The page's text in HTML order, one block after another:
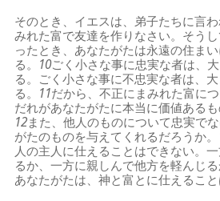
そのとき、イエスは、弟子たちに言わ
みれた富で友達を作りなさい。そう
ったとき、あなたがたは永遠の住ま
る。 10ごく小さな事に忠実な者は、
る。ごく小さな事に不忠実な者は、
る。 11だから、不正にまみれた富に
だれがあなたがたに本当に価値あるも
12また、他人のものについて忠実で
がたのものを与えてくれるだろうか。
人の主人に仕えることはできない。
るか、一方に親しんで他方を軽んじる
あなたがたは、神と富とに仕えること